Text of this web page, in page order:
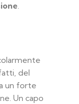
.
del
un forte
Un capo